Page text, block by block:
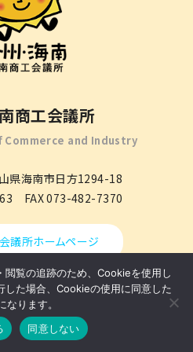
商工会議所
Commerce and Industry
県海南市日方1294-18
FAX073-482-7370
議所ホームページ
All Rights Reservrd.
閲覧の追跡のため、Cookieを使用し
した場合、Cookieの使用に同意した
なります。
同意しない